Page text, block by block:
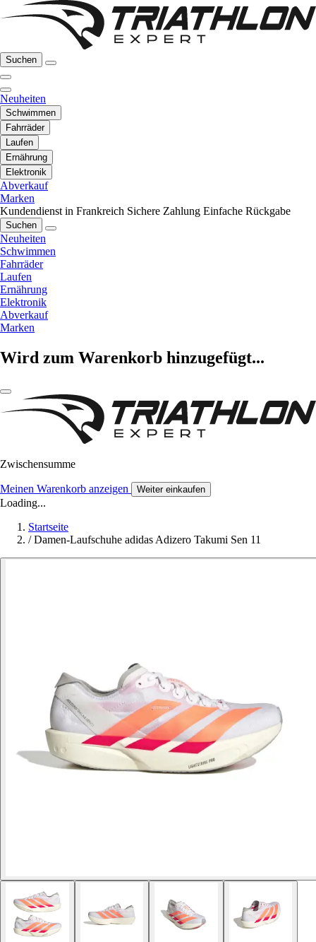
Suchen
Neuheiten
Schwimmen
Fahrräder
Laufen
Ernährung
Elektronik
Abverkauf
Marken
Kundendienst in Frankreich Sichere Zahlung Einfache Rückgabe
Suchen
Neuheiten
Schwimmen
Fahrräder
Laufen
Ernährung
Elektronik
Abverkauf
Marken
Wird zum Warenkorb hinzugefügt...
Zwischensumme
Meinen Warenkorb anzeigen Weiter einkaufen
Loading...
Startseite
/ Damen-Laufschuhe adidas Adizero Takumi Sen 11